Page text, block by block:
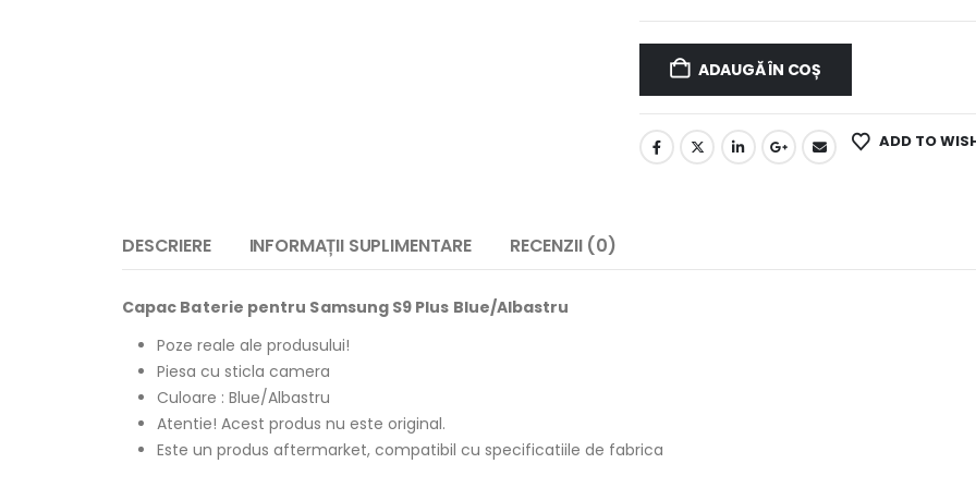
ADAUGĂ ÎN COȘ
ADD TO
DESCRIERE INFORMAȚII SUPLIMENTARE RECENZII (0)
Capac Baterie pentru Samsung S9 Plus Blue/Albastru
Poze reale ale produsului!
Piesa cu sticla camera
Culoare : Blue/Albastru
Atentie! Acest produs nu este original.
Este un produs aftermarket, compatibil cu specificatiile de fabrica